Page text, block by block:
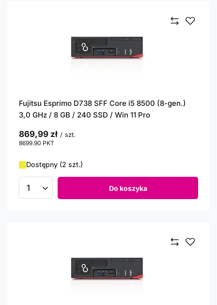
Fujitsu Esprimo D738 SFF Core i5 8500 (8-gen.)
3,0 GHz / 8 GB / 240 SSD / Win 11 Pro
869,99 zł / szt.
8699.90 PKT
Dostępny (2 szt.)
Ilość produktów Do koszyka